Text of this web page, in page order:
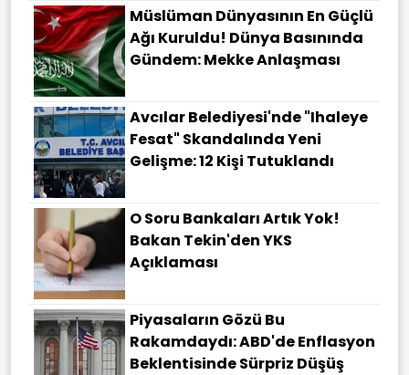
Müslüman Dünyasının En Güçlü
Ağı Kuruldu! Dünya Basınında
Gündem: Mekke Anlaşması
Avcılar Belediyesi'nde "ihaleye
Fesat" Skandalında Yeni
Gelişme: 12 Kişi Tutuklandı
O Soru Bankaları Artık Yok!
Bakan Tekin'den YKS
Açıklaması
Piyasaların Gözü Bu
Rakamdaydı: ABD'de Enflasyon
Beklentisinde Sürpriz Düşüş